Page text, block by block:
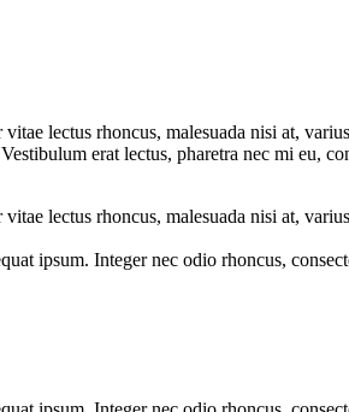
lectus rhoncus, malesuada nisi at,
erat lectus, pharetra nec mi eu,
lectus rhoncus, malesuada nisi at,
ipsum. Integer nec odio rhoncus,